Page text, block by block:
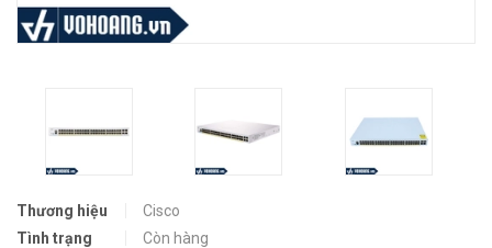
Thương hiệu
Cisco
Tình trạng
Còn hàng